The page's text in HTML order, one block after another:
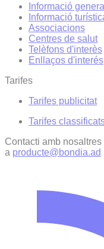
Informació general
Informació
Associacions
Centres de salut
Telèfons d'interès
Enllaços d'interés
Tarifes
Tarifes publicitat
Tarifes
Contacti amb
a producte@bondia.ad